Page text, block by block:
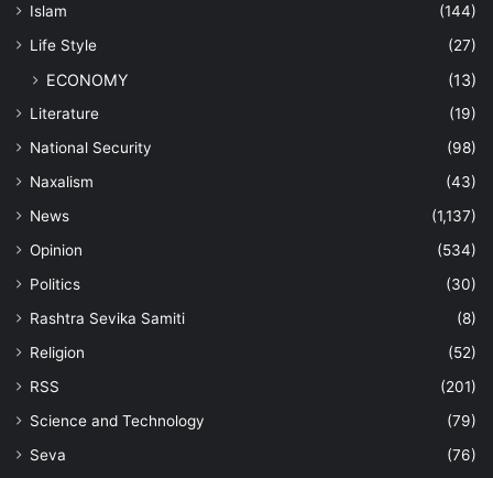
Islam
(144)
Life Style
(27)
ECONOMY (13)
Literature
(19)
National Security
(98)
Naxalism
(43)
News
(1,137)
Opinion
(534)
Politics
(30)
Rashtra Sevika Samiti
(8)
Religion
(52)
RSS
(201)
Science and Technology
(79)
Seva
(76)